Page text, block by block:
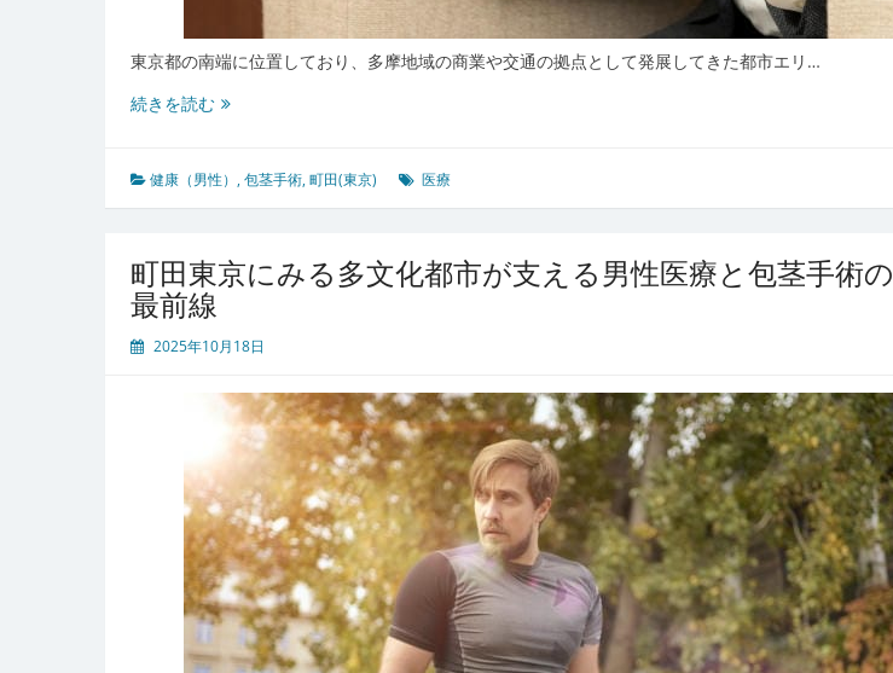
東京都の南端に位置しており、多摩地域の商業や交通の拠点として発展してきた都市エリ…
続きを読む町
京
で
化
す
る
茎
術
者
に
寄
り
添
う
医
と
健康（男性） ,包茎手術,町田(東京) 医療
町田東京にみる多文化都市が支える男性医療と包茎手術の
最前線
2025年10月18日